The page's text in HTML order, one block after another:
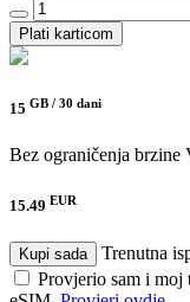
Plati karticom
15 GB / 30 dani
Bez ograničenja brzine
15.49 EUR
Kupi sada
Trenutna
Provjerio sam i moj